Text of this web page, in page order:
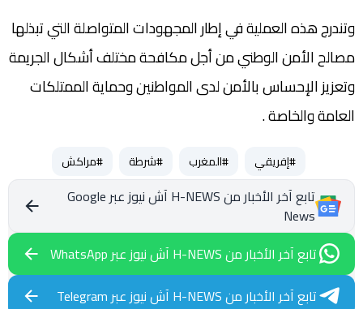
وتندرج هذه العملية في إطار المجهودات المتواصلة التي تبذلها
مصالح الأمن الوطني من أجل مكافحة مختلف أشكال الجريمة
وتعزيز الإحساس بالأمن لدى المواطنين وحماية الممتلكات
العامة والخاصة .
#إفريقي #المغرب #شرطة #مراكش
تابع آخر الأخبار من H-NEWS آش نيوز عبر Google
News
تابع آخر الأخبار من H-NEWS آش نيوز عبر WhatsApp
تابع آخر الأخبار من H-NEWS آش نيوز عبر Telegram